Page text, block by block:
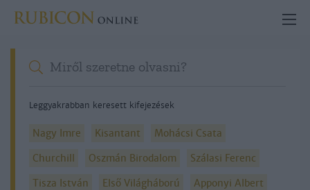
Leggyakrabban keresett kifejezések
Nagy Imre Kisantant
Mohácsi Csata
Churchill
Oszmán Birodalom
Szálasi Ferenc
Tisza István
Első Világháború
Apponyi Albert